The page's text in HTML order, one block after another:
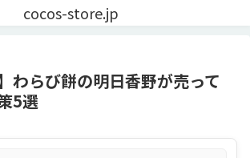
cocos-store.jp
わらび餅の明日香野が売って
5選